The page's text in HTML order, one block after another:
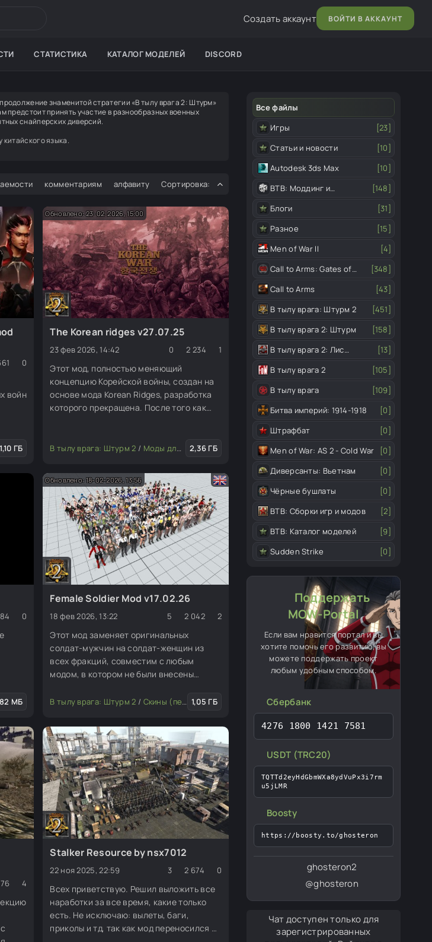
Создать аккаунт ВОЙТИ В АККАУНТ
СТАТИСТИКА КАТАЛОГ МОДЕЛЕЙ DISCORD
знаменитой стратегии «В тылу врага 2: Штурм»
предстоит принять участие в разнообразных военных
снайперских диверсий.
языка.
комментариям алфавиту
мода или игры
0
войн
Скины (пехота, юниты)
1,10 ГБ
Обновлено: 23-02-2026, 15:00
The Korean ridges v27.07.25
23 фев 2026, 14:42 0 2 234 1
Этот мод, полностью меняющий
концепцию Корейской войны, создан на
основе мода Korean Ridges, разработка
которого прекращена. После того как
добавлю новые ресурсы. Для редактора.
В тылу врага: Штурм 2 / Моды для редактора Скины (пехота, юниты)/ Транспорт/ Оружие и
2,36 ГБ
0
Скины (пехота, юниты)/Музыка, звуки и озвучка
МБ
Обновлено: 18-02-2026, 13:56
Female Soldier Mod v17.02.26
18 фев 2026, 13:22 5 2 042 2
Этот мод заменяет оригинальных
солдат-мужчин на солдат-женщин из
всех фракций, совместим с любым
модом, в котором не были внесены
В тылу врага: Штурм 2 / Скины (пехота, юниты) Изменение мода или игры
1,05 ГБ
4
Stalker Resource by nsx7012
22 ноя 2025, 22:59 3 2 674 0
Всех приветствую. Решил выложить все
наработки за все время, какие только
есть. Не исключаю: вылеты, баги,
приколы и тд, так как мод переносился с
Все файлы
Игры
[23]
Статьи и новости
[10]
Autodesk 3ds Max
[10]
ВТВ: Моддинг и
[148]
Блоги
[31]
Разное
[15]
Men of War II
[4]
Call to Arms: Gates of
[348]
Call to Arms
[43]
В тылу врага: Штурм 2
[451]
В тылу врага 2: Штурм
[158]
В тылу врага 2: Лис
[13]
В тылу врага 2
[105]
В тылу врага
[109]
Битва империй: 1914-1918
[0]
Штрафбат
[0]
Men of War: AS 2 - Cold War
[0]
Диверсанты: Вьетнам
[0]
Чёрные бушлаты
[0]
ВТВ: Сборки игр и модов
[2]
ВТВ: Каталог моделей
[9]
Sudden Strike
[0]
Поддержать
MOW-Portal
Если вам нравится портал и вы
хотите помочь его развитию, вы
можете поддержать проект
любым удобным способом.
Сбербанк
4276 1800 1421 7581
USDT (TRC20)
TQTTd2eyHdGbmWXa8ydVuPx3i7rm
u5jLMR
Boosty
https://boosty.to/ghosteron
ghosteron2
@ghosteron
Чат доступен только для
зарегистрированных